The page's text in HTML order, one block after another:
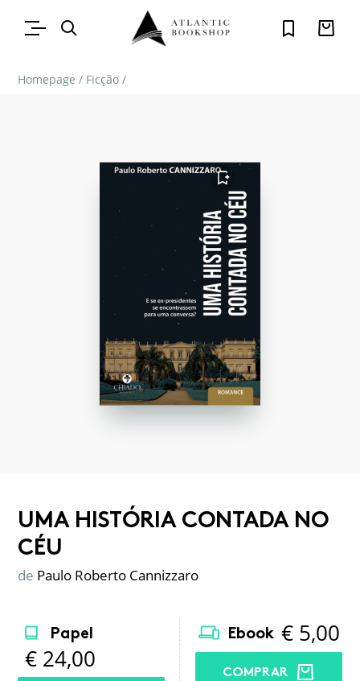
Homepage / Ficção /
FAVORITO
UMA HISTÓRIA CONTADA NO
CÉU
de Paulo Roberto Cannizzaro
Papel
€ 24,00
Ebook € 5,00
COMPRAR